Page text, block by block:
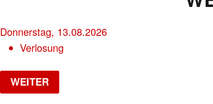
Donnerstag, 13.08.2026
Verlosung
WEITER